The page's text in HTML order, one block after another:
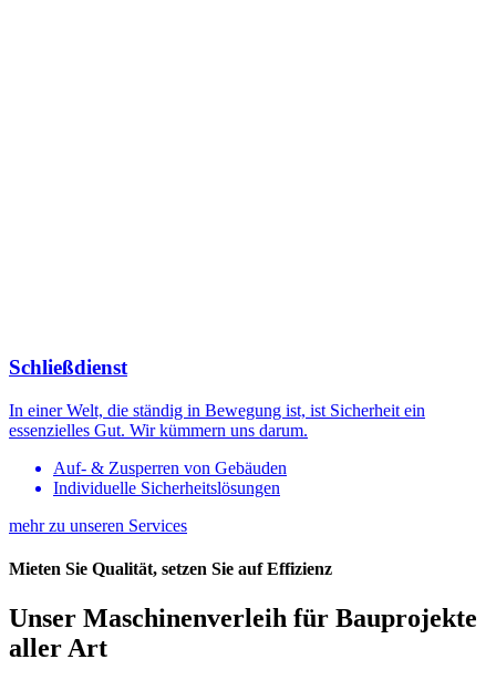
Schließdienst
In einer Welt, die ständig in Bewegung ist, ist Sicherheit ein
essenzielles Gut. Wir kümmern uns darum.
Auf- & Zusperren von Gebäuden
Individuelle Sicherheitslösungen
mehr zu unseren Services
Mieten Sie Qualität, setzen Sie auf Effizienz
Unser Maschinenverleih für Bauprojekte
aller Art